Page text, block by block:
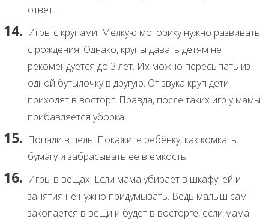
ответ.
Игры с крупами. Мелкую моторику нужно развивать
с рождения. Однако, крупы давать детям не
рекомендуется до 3 лет. Их можно пересыпать из
одной бутылочку в другую. От звука круп дети
приходят в восторг. Правда, после таких игр у мамы
прибавляется уборка.
Попади в цель. Покажите ребёнку, как комкать
бумагу и забрасывать её в ёмкость.
Игры в вещах. Если мама убирает в шкафу, ей и
занятия не нужно придумывать. Ведь малыш сам
закопается в вещи и будет в восторге, если мама